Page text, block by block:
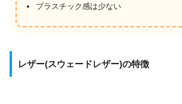
プラスチック感は少ない
レザー(スウェードレザー)の特徴